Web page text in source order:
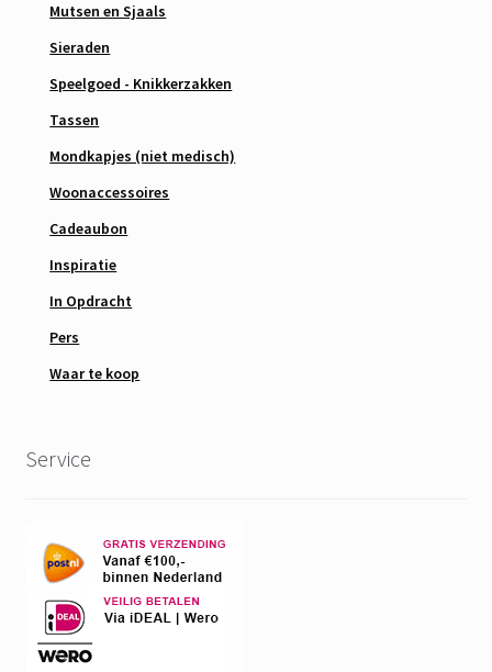
Mutsen en Sjaals
Sieraden
Speelgoed - Knikkerzakken
Tassen
Mondkapjes (niet medisch)
Woonaccessoires
Cadeaubon
Inspiratie
In Opdracht
Pers
Waar te koop
Service